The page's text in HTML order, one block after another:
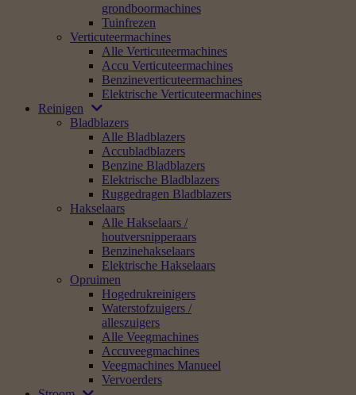
grondboormachines
Tuinfrezen
Verticuteermachines
Alle Verticuteermachines
Accu Verticuteermachines
Benzineverticuteermachines
Elektrische Verticuteermachines
Reinigen
Bladblazers
Alle Bladblazers
Accubladblazers
Benzine Bladblazers
Elektrische Bladblazers
Ruggedragen Bladblazers
Hakselaars
Alle Hakselaars /
houtversnipperaars
Benzinehakselaars
Elektrische Hakselaars
Opruimen
Hogedrukreinigers
Waterstofzuigers /
alleszuigers
Alle Veegmachines
Accuveegmachines
Veegmachines Manueel
Vervoerders